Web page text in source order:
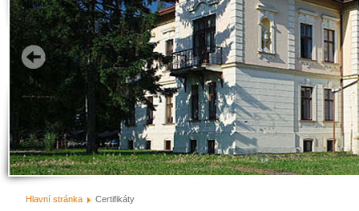
Hlavní stránka Certifikáty